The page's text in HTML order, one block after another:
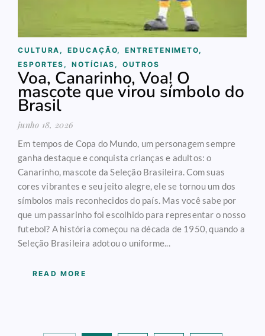
CULTURA , EDUCAÇÃO, ENTRETENIMETO,
ESPORTES , NOTÍCIAS , OUTROS
Voa, Canarinho, Voa! O
mascote que virou símbolo do
Brasil
junho 18, 2026
Em tempos de Copa do Mundo, um personagem sempre
ganha destaque e conquista crianças e adultos: o
Canarinho, mascote da Seleção Brasileira. Com suas
cores vibrantes e seu jeito alegre, ele se tornou um dos
símbolos mais reconhecidos do país. Mas você sabe por
que um passarinho foi escolhido para representar o nosso
futebol? A história começou na década de 1950, quando a
Seleção Brasileira adotou o uniforme...
READ MORE